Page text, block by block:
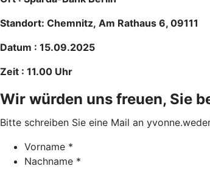
Standort: Chemnitz, Am Rathaus 6, 09111
Datum : 15.09.2025
Zeit : 11.00 Uhr
Wir würden uns freuen, Sie
Bitte schreiben Sie eine Mail an
Vorname *
Nachname *